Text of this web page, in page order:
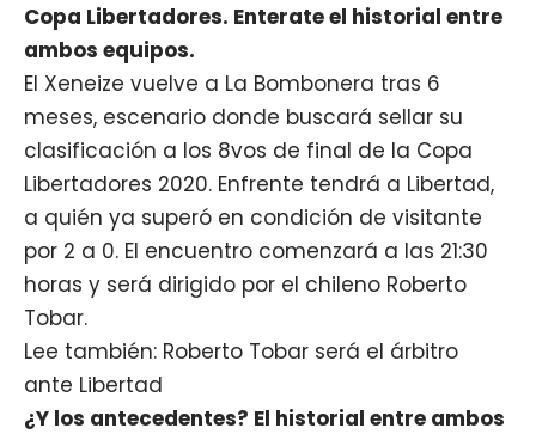
Copa Libertadores. Enterate el historial entre
ambos equipos.
El Xeneize vuelve a La Bombonera tras 6
meses, escenario donde buscará sellar su
clasificación a los 8vos de final de la Copa
Libertadores 2020. Enfrente tendrá a Libertad,
a quién ya superó en condición de visitante
por 2 a 0. El encuentro comenzará a las 21:30
horas y será dirigido por el chileno Roberto
Tobar.
Lee también: Roberto Tobar será el árbitro
ante Libertad
¿Y los antecedentes? El historial entre ambos